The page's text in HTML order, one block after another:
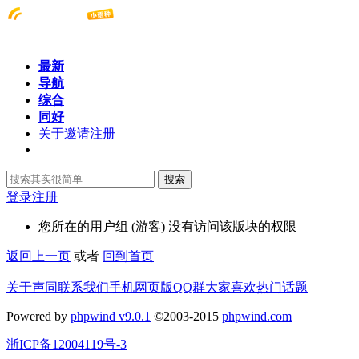
最新
导航
综合
同好
关于邀请注册
搜索
登录注册
您所在的用户组 (游客) 没有访问该版块的权限
返回上一页 或者 回到首页
关于声同联系我们手机网页版QQ群大家喜欢热门话题
Powered by phpwind v9.0.1 ©2003-2015 phpwind.com
浙ICP备12004119号-3